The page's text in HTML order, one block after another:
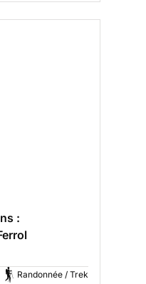
:
Randonnée / Trek